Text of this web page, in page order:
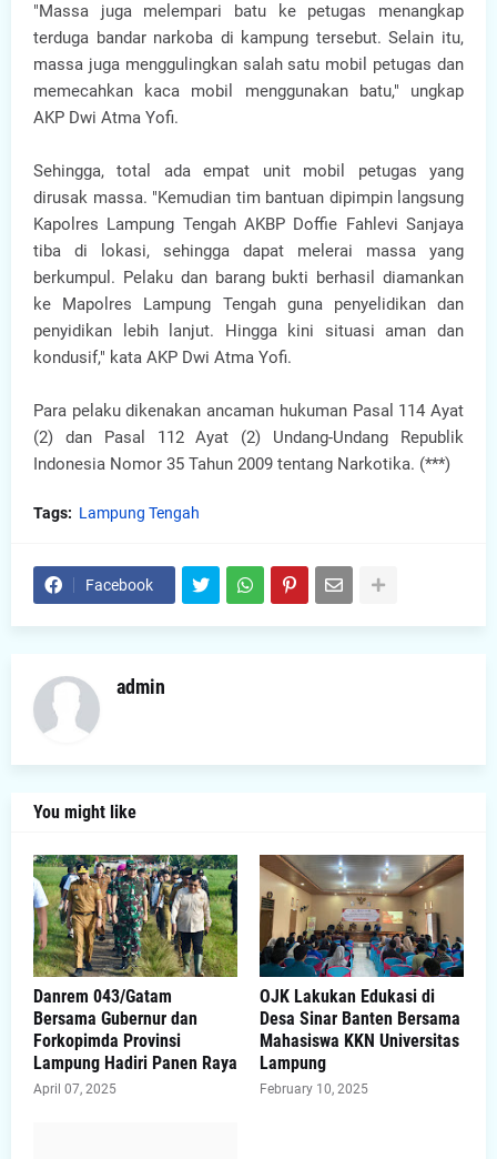
"Massa juga melempari batu ke petugas menangkap
terduga bandar narkoba di kampung tersebut. Selain itu,
massa juga menggulingkan salah satu mobil petugas dan
memecahkan kaca mobil menggunakan batu," ungkap
AKP Dwi Atma Yofi.
Sehingga, total ada empat unit mobil petugas yang
dirusak massa. "Kemudian tim bantuan dipimpin langsung
Kapolres Lampung Tengah AKBP Doffie Fahlevi Sanjaya
tiba di lokasi, sehingga dapat melerai massa yang
berkumpul. Pelaku dan barang bukti berhasil diamankan
ke Mapolres Lampung Tengah guna penyelidikan dan
penyidikan lebih lanjut. Hingga kini situasi aman dan
kondusif," kata AKP Dwi Atma Yofi.
Para pelaku dikenakan ancaman hukuman Pasal 114 Ayat
(2) dan Pasal 112 Ayat (2) Undang-Undang Republik
Indonesia Nomor 35 Tahun 2009 tentang Narkotika. (***)
Tags: Lampung Tengah
Facebook
admin
You might like
Danrem 043/Gatam
Bersama Gubernur dan
Forkopimda Provinsi
Lampung Hadiri Panen Raya
April 07, 2025
OJK Lakukan Edukasi di
Desa Sinar Banten Bersama
Mahasiswa KKN Universitas
Lampung
February 10, 2025